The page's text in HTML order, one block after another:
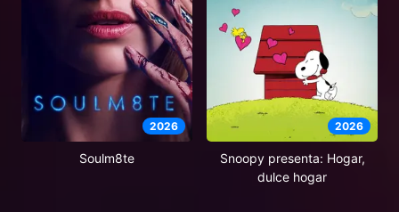
2026
Soulm8te
2026
Snoopy presenta: Hogar,
dulce hogar